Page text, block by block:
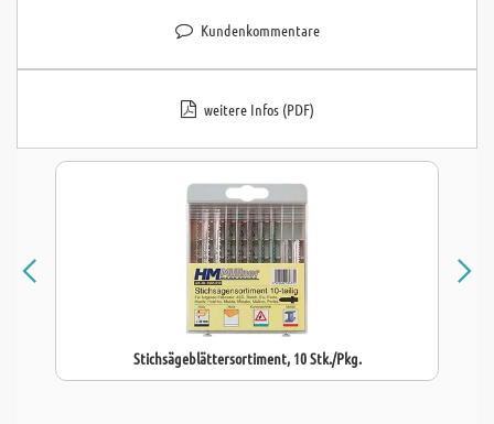
Kundenkommentare
weitere Infos (PDF)
Stichsägeblättersortiment, 10 Stk./Pkg.